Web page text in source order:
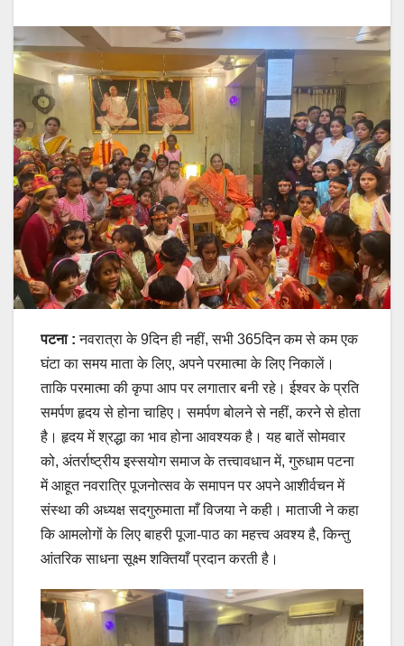
पटना :नवरात्रा के 9दिन ही नहीं, सभी 365दिन कम से कम एक
घंटा का समय माता के लिए, अपने परमात्मा के लिए निकालें।
ताकि परमात्मा की कृपा आप पर लगातार बनी रहे। ईश्वर के प्रति
समर्पण हृदय से होना चाहिए। समर्पण बोलने से नहीं, करने से होता
है। हृदय में श्रद्धा का भाव होना आवश्यक है। यह बातें सोमवार
को, अंतर्राष्ट्रीय इस्सयोग समाज के तत्त्वावधान में, गुरुधाम पटना
में आहूत नवरात्रि पूजनोत्सव के समापन पर अपने आशीर्वचन में
संस्था की अध्यक्ष सदगुरुमाता माँ विजया ने कही। माताजी ने कहा
कि आमलोगों के लिए बाहरी पूजा-पाठ का महत्त्व अवश्य है, किन्तु
आंतरिक साधना सूक्ष्म शक्तियाँ प्रदान करती है।